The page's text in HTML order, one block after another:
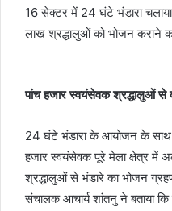
16 सेक्टर में 24 घंटे भंडारा
लाख श्रद्धालुओं को भोजन कराने
पांच हजार स्वयंसेवक श्रद्धालुओं
24 घंटे भंडारा के आयोजन के साथ
हजार स्वयंसेवक पूरे मेला क्षेत्र
श्रद्धालुओं से भंडारे का भोजन
संचालक आचार्य शांतनु ने बताया